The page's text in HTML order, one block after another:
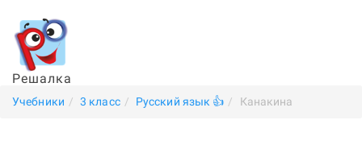
Решалка
Учебники 3 класс Русский язык 👍 Канакина